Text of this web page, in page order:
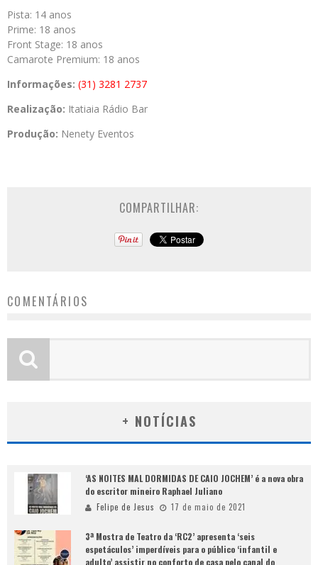
Pista: 14 anos
Prime: 18 anos
Front Stage: 18 anos
Camarote Premium: 18 anos
Informações: (31) 3281 2737
Realização: Itatiaia Rádio Bar
Produção: Nenety Eventos
COMPARTILHAR:
COMENTÁRIOS
+ NOTÍCIAS
‘AS NOITES MAL DORMIDAS DE CAIO JOCHEM’ é a nova obra
do escritor mineiro Raphael Juliano
Felipe de Jesus 17 de maio de 2021
3ª Mostra de Teatro da ‘RC2’ apresenta ‘seis
espetáculos’ imperdíveis para o público ‘infantil e
adulto’ assistir no conforto de casa pelo canal do